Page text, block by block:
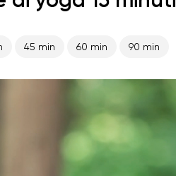
45 min 60 min 90 min